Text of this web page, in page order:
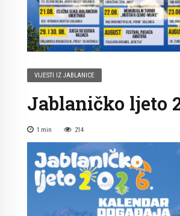
VIJESTI IZ JABLANICE
Jablaničko ljeto
1 min 214